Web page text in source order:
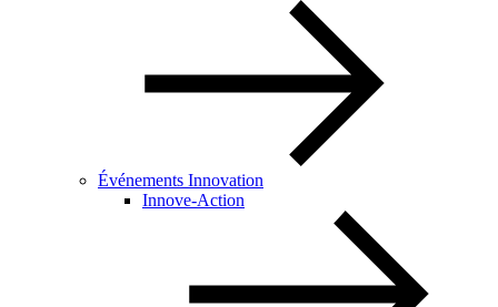
Événements Innovation
Innove-Action